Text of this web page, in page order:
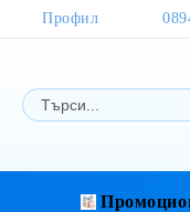
Профил